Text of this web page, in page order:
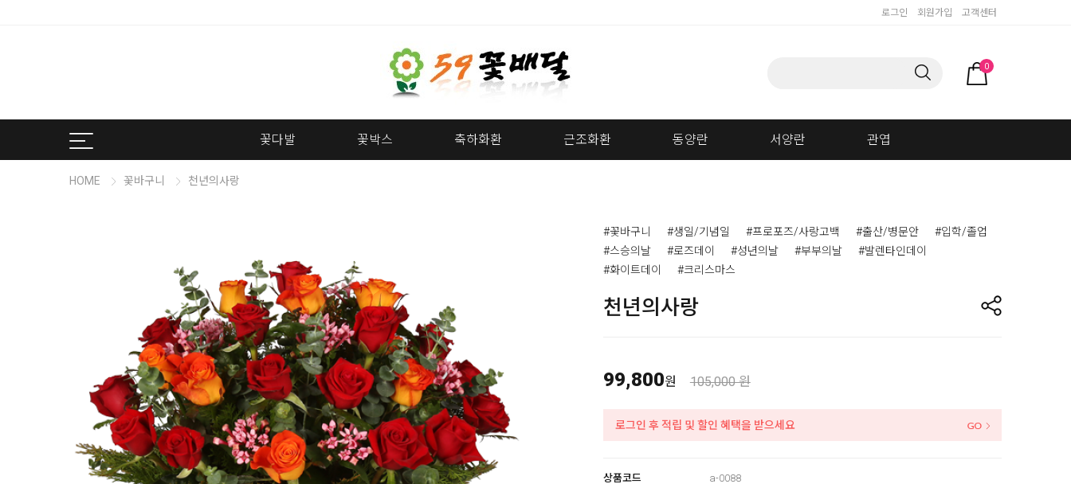
로그인 회원가입 고객센터
0
꽃다발 꽃박스 축하화환 근조화환 동양란 서양란 관엽
HOME 꽃바구니 천년의사랑
#꽃바구니 #생일/기념일 #프로포즈/사랑고백 #출산/병문안
#입학/졸업
#스승의날
#로즈데이 #성년의날 #부부의날
#발렌타인데이
#화이트데이
#크리스마스
천년의사랑
99,800원 105,000 원
로그인 후 적립 및 할인 혜택을 받으세요
상품코드
a-0088